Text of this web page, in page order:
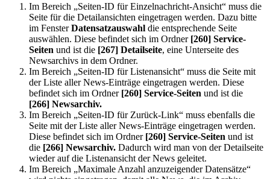
Im Bereich „Seiten-ID für Einzelnachricht-Ansicht“ muss die
Seite für die Detailansichten eingetragen werden. Dazu bitte
im FensterDatensatzauswahl die entsprechende Seite
auswählen. Diese befindet sich im Ordner [260] Service-
Seiten und ist die [267] Detailseite, eine Unterseite des
Newsarchivs in dem Ordner.
Im Bereich „Seiten-ID für Listenansicht“ muss die Seite mit
der Liste aller News-Einträge eingetragen werden. Diese
befindet sich im Ordner [260] Service-Seiten und ist die
[266] Newsarchiv.
Im Bereich „Seiten-ID für Zurück-Link“ muss ebenfalls die
Seite mit der Liste aller News-Einträge eingetragen werden.
Diese befindet sich im Ordner [260] Service-Seiten und ist
die [266] Newsarchiv. Dadurch wird man von der Detailseite
wieder auf die Listenansicht der News geleitet.
Im Bereich „Maximale Anzahl anzuzeigender Datensätze“